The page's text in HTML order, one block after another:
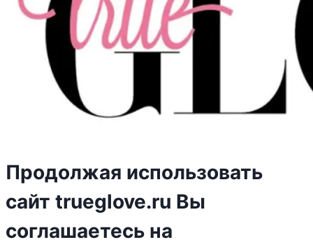
Продолжая использовать
сайт trueglove.ru Вы
соглашаетесь на